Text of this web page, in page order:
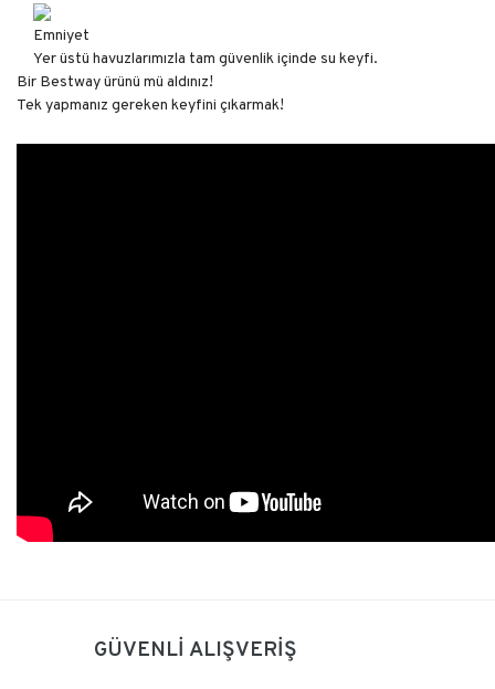
Emniyet
Yer üstü havuzlarımızla tam güvenlik içinde su keyfi.
Bir Bestway ürünü mü aldınız!
Tek yapmanız gereken keyfini çıkarmak!
GÜVENLİ ALIŞVERİŞ